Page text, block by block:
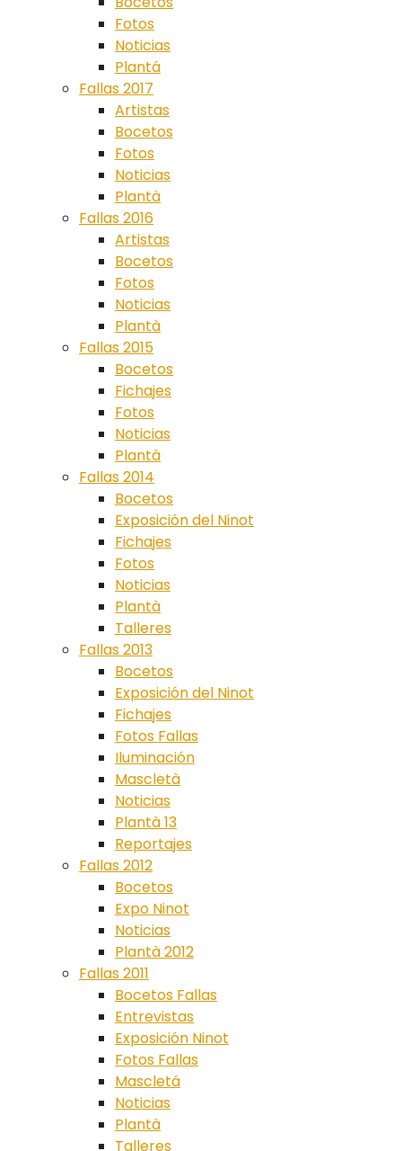
Fotos
Noticias
Plantá
Fallas 2017
Artistas
Bocetos
Fotos
Noticias
Plantà
Fallas 2016
Artistas
Bocetos
Fotos
Noticias
Plantà
Fallas 2015
Bocetos
Fichajes
Fotos
Noticias
Plantà
Fallas 2014
Bocetos
Exposición del Ninot
Fichajes
Fotos
Noticias
Plantà
Talleres
Fallas 2013
Bocetos
Exposición del Ninot
Fichajes
Fotos Fallas
Iluminación
Mascletà
Noticias
Plantà 13
Reportajes
Fallas 2012
Bocetos
Expo Ninot
Noticias
Plantà 2012
Fallas 2011
Bocetos Fallas
Entrevistas
Exposición Ninot
Fotos Fallas
Mascletá
Noticias
Plantà
Talleres